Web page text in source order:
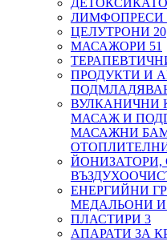
ЛИМФОПРЕСИ
ЦЕЛУТРОНИ 20
МАСАЖОРИ 51
ПРОДУКТИ И
ВУЛКАНИЧНИ
МАСАЖ И
МАСАЖНИ
ЙОНИЗАТОРИ,
ЕНЕРГИЙНИ
МЕДАЛЬОНИ И
ПЛАСТИРИ 3
АПАРАТИ ЗА